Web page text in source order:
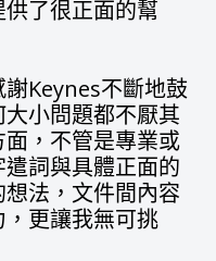
了很正面的幫
Keynes不斷地鼓
小問題都不厭其
，不管是專業或
詞與具體正面的
法，文件間內容
更讓我無可挑